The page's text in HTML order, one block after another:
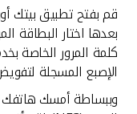
بعدها اختار البطاقة
الإصبع المسجلة
وببساطة أمسك هاتفك